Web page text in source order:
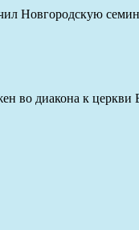
Новгородскую
во диакона к церкви